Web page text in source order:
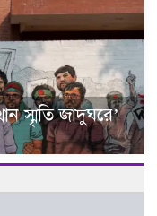
স্মৃতি জাদুঘরে’